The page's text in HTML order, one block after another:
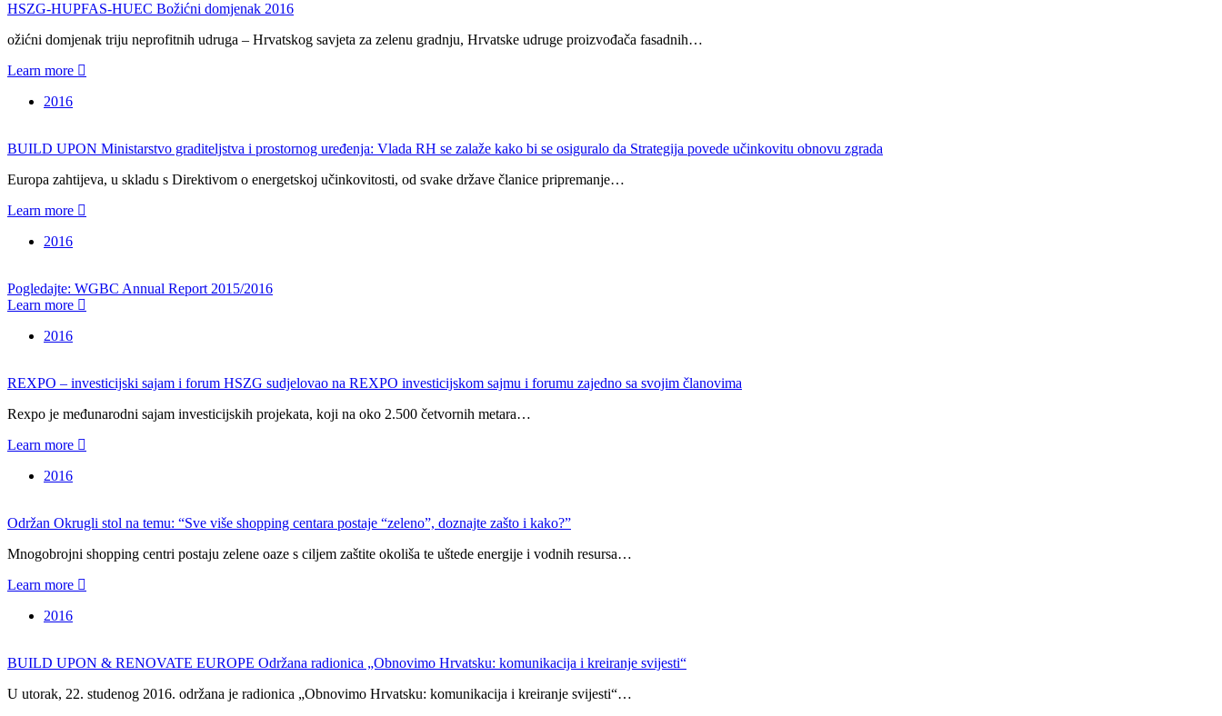
HSZG-HUPFAS-HUEC Božićni domjenak 2016
ožićni domjenak triju neprofitnih udruga – Hrvatskog savjeta za zelenu gradnju, Hrvatske udruge proizvođača fasadnih…
Learn more
2016
BUILD UPON Ministarstvo graditeljstva i prostornog uređenja: Vlada RH se zalaže kako bi se osiguralo da Strategija povede učinkovitu obnovu zgrada
Europa zahtijeva, u skladu s Direktivom o energetskoj učinkovitosti, od svake države članice pripremanje…
Learn more
2016
Pogledajte: WGBC Annual Report 2015/2016
Learn more
2016
REXPO – investicijski sajam i forum HSZG sudjelovao na REXPO investicijskom sajmu i forumu zajedno sa svojim članovima
Rexpo je međunarodni sajam investicijskih projekata, koji na oko 2.500 četvornih metara…
Learn more
2016
Održan Okrugli stol na temu: “Sve više shopping centara postaje “zeleno”, doznajte zašto i kako?”
Mnogobrojni shopping centri postaju zelene oaze s ciljem zaštite okoliša te uštede energije i vodnih resursa…
Learn more
2016
BUILD UPON & RENOVATE EUROPE Održana radionica „Obnovimo Hrvatsku: komunikacija i kreiranje svijesti“
U utorak, 22. studenog 2016. održana je radionica „Obnovimo Hrvatsku: komunikacija i kreiranje svijesti“…